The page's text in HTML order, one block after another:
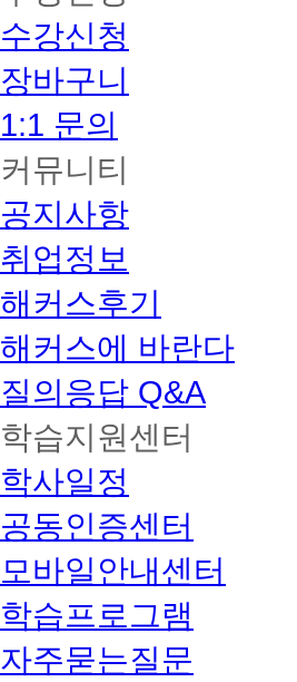
수강신청
장바구니
1:1 문의
커뮤니티
공지사항
취업정보
해커스후기
해커스에 바란다
질의응답 Q&A
학습지원센터
학사일정
공동인증센터
모바일안내센터
학습프로그램
자주묻는질문